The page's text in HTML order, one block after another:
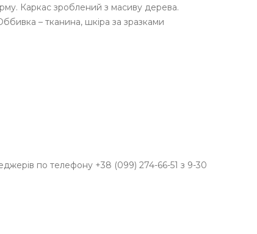
Каркас зроблений з масиву дерева.
– тканина, шкіра за зразками
по телефону +38 (099) 274-66-51 з 9-30